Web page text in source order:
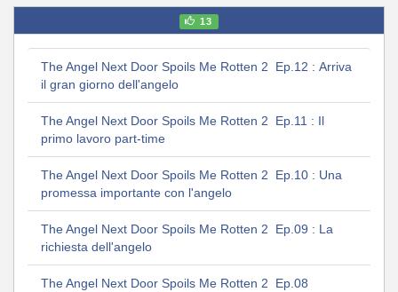
13
The Angel Next Door Spoils Me Rotten 2 Ep.12 : Arriva
il gran giorno dell'angelo
The Angel Next Door Spoils Me Rotten 2 Ep.11 : Il
primo lavoro part-time
The Angel Next Door Spoils Me Rotten 2 Ep.10 : Una
promessa importante con l'angelo
The Angel Next Door Spoils Me Rotten 2 Ep.09 : La
richiesta dell'angelo
The Angel Next Door Spoils Me Rotten 2 Ep.08